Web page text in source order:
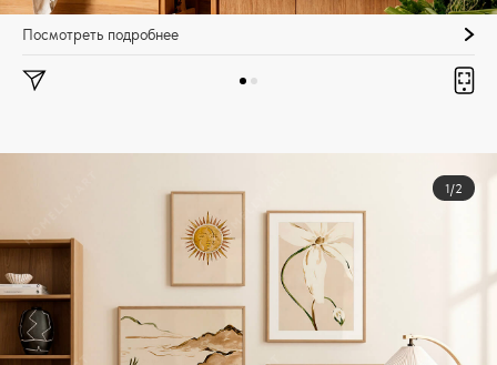
Посмотреть подробнее
1/2